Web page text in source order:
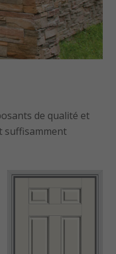
de qualité et
suffisamment